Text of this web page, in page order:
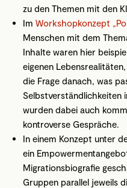
zu den Themen mit den
Im Workshopkonzept
Menschen mit dem
Inhalte waren hier
eigenen
die Frage danach, was
Selbstverständlichkeiten
wurden dabei auch
kontroverse Gespräche.
In einem Konzept unter
ein
Migrationsbiografie
Gruppen parallel jeweils